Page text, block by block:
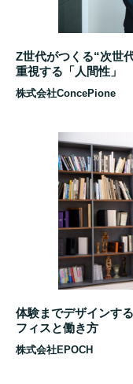
Z世代がつくる“次世
重視する「人間性」
株式会社ConcePione
体験までデザインす
フィスと働き方
株式会社EPOCH